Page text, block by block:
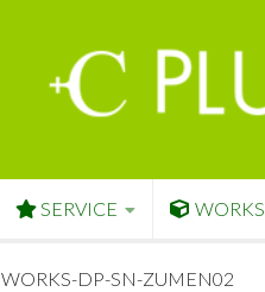
SERVICE WORKS
WORKS-DP-SN-ZUMEN02